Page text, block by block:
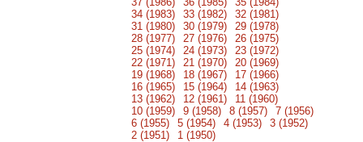
34 (1983)
33 (1982)
32 (1981)
31 (1980)
30 (1979)
29 (1978)
28 (1977)
27 (1976)
26 (1975)
25 (1974)
24 (1973)
23 (1972)
22 (1971)
21 (1970)
20 (1969)
19 (1968)
18 (1967)
17 (1966)
16 (1965)
15 (1964)
14 (1963)
13 (1962)
12 (1961)
11 (1960)
10 (1959)
9 (1958) 8 (1957)
7 (1956)
6 (1955)
5 (1954) 4 (1953)
3 (1952)
2 (1951)
1 (1950)